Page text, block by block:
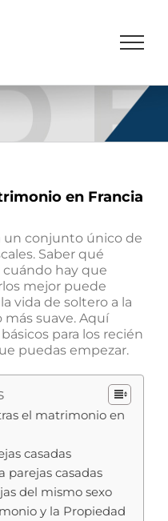
en Francia
un conjunto único de
Saber qué
hay que
mejor puede
vida de soltero a la
suave. Aquí
para los recién
puedas empezar.
el matrimonio en
casadas
parejas casadas
del mismo sexo
y la Propiedad